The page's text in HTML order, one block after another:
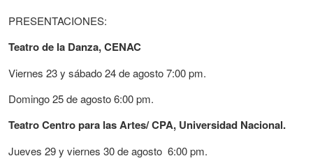
PRESENTACIONES:
Teatro de la Danza, CENAC
Viernes 23 y sábado 24 de agosto 7:00 pm.
Domingo 25 de agosto 6:00 pm.
Teatro Centro para las Artes/ CPA, Universidad Nacional.
Jueves 29 y viernes 30 de agosto 6:00 pm.